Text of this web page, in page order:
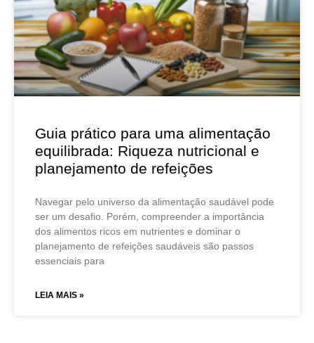
Guia prático para uma alimentação
equilibrada: Riqueza nutricional e
planejamento de refeições
Navegar pelo universo da alimentação saudável pode
ser um desafio. Porém, compreender a importância
dos alimentos ricos em nutrientes e dominar o
planejamento de refeições saudáveis são passos
essenciais para
LEIA MAIS »